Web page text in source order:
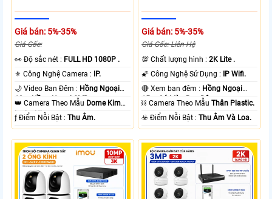
Giá bán: 5%-35%
Giá Gốc:
️👀 Độ sắc nét : FULL HD 1080P .
⚜️ Công Nghệ Camera : IP.
🌙 Video Ban Đêm : Hồng Ngoại
10m Hồng Ngoại SMD.
👑 Camera Theo Mẫu Dome Kim
loại + Nhựa.
️ƒ Điểm Nỗi Bật :Thu Âm.
Giá bán: 5%-35%
Giá Gốc: Liên Hệ
💯 Chất lượng hình :2K Lite .
🌠 Công Nghệ Sử Dụng : IP Wifi.
🔴 Xem ban đêm : Hồng Ngoại
15m Có Màu Ban Ðêm.
⛓ Camera Theo MẫuThân Plastic.
️☣️ Điểm Nỗi Bật :Thu Âm Và Loa.